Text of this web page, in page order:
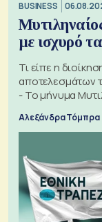
BUSINESS
με ισχυρό
Τι είπε η
αποτελεσμάτων
- Το μήνυμα
Αλεξάνδρα Τόμπρα